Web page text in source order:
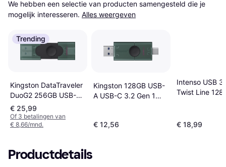
We hebben een selectie van producten samengesteld die je
mogelijk interesseren. Alles weergeven
Trending
Kingston DataTraveler
DuoG2 256GB USB-A
USB-C Pendrive
€ 25,99
Of 3 betalingen van
€ 8,66/mnd.
Kingston 128GB USB-
A USB-C 3.2 Gen 1
€ 12,56
Intenso USB
Twist Line
€ 18,99
Productdetails